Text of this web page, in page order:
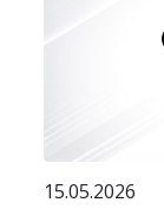
15.05.2026